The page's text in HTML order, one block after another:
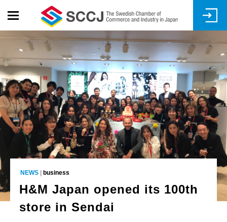
NEWS | business
H&M Japan opened its 100th
store in Sendai